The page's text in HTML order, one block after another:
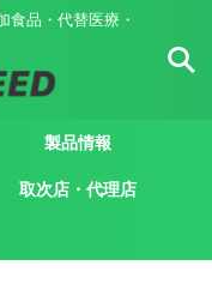
食品・代替医療・
製品情報
取次店・代理店